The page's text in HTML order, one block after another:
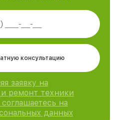
консультацию
заявку на
ремонт техники
на
данных